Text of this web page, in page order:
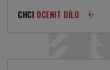
CHCI OCENIT DÍLO